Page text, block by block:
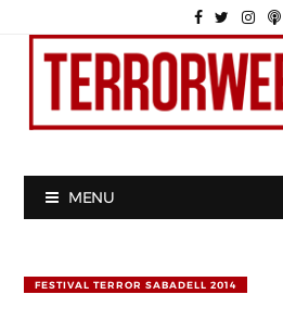
MENU
FESTIVAL TERROR SABADELL 2014